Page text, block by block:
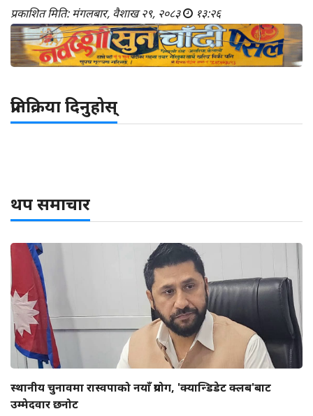
प्रकाशित मिति: मंगलबार, वैशाख २९, २०८३ १३:२६
प्रतिक्रिया दिनुहोस्
थप समाचार
स्थानीय चुनावमा रास्वपाको नयाँ प्रयोग, 'क्यान्डिडेट क्लब'बाट
उम्मेदवार छनोट